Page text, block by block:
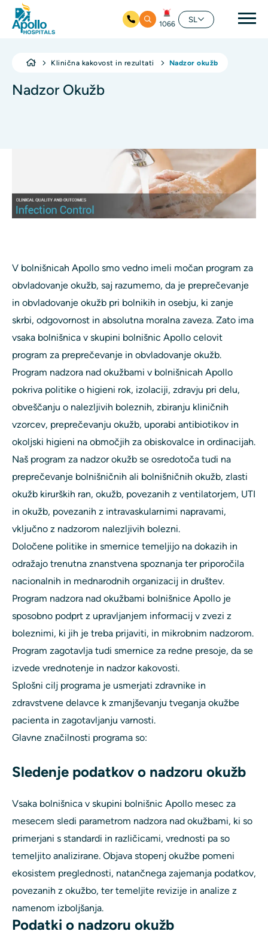
1066
SL
Klinična kakovost in rezultati Nadzor okužb
Nadzor Okužb
V bolnišnicah Apollo smo vedno imeli močan program za
obvladovanje okužb, saj razumemo, da je preprečevanje
in obvladovanje okužb pri bolnikih in osebju, ki zanje
skrbi, odgovornost in absolutna moralna zaveza. Zato ima
vsaka bolnišnica v skupini bolnišnic Apollo celovit
program za preprečevanje in obvladovanje okužb.
Program nadzora nad okužbami v bolnišnicah Apollo
pokriva politike o higieni rok, izolaciji, zdravju pri delu,
obveščanju o nalezljivih boleznih, zbiranju kliničnih
vzorcev, preprečevanju okužb, uporabi antibiotikov in
okoljski higieni na območjih za obiskovalce in ordinacijah.
Naš program za nadzor okužb se osredotoča tudi na
preprečevanje bolnišničnih ali bolnišničnih okužb, zlasti
okužb kirurških ran, okužb, povezanih z ventilatorjem, UTI
in okužb, povezanih z intravaskularnimi napravami,
vključno z nadzorom nalezljivih bolezni.
Določene politike in smernice temeljijo na dokazih in
odražajo trenutna znanstvena spoznanja ter priporočila
nacionalnih in mednarodnih organizacij in društev.
Program nadzora nad okužbami bolnišnice Apollo je
sposobno podprt z upravljanjem informacij v zvezi z
boleznimi, ki jih je treba prijaviti, in mikrobnim nadzorom.
Program zagotavlja tudi smernice za redne presoje, da se
izvede vrednotenje in nadzor kakovosti.
Splošni cilj programa je usmerjati zdravnike in
zdravstvene delavce k zmanjševanju tveganja okužbe
pacienta in zagotavljanju varnosti.
Glavne značilnosti programa so:
Sledenje podatkov o nadzoru okužb
Vsaka bolnišnica v skupini bolnišnic Apollo mesec za
mesecem sledi parametrom nadzora nad okužbami, ki so
primerjani s standardi in različicami, vrednosti pa so
temeljito analizirane. Objava stopenj okužbe pomeni
ekosistem preglednosti, natančnega zajemanja podatkov,
povezanih z okužbo, ter temeljite revizije in analize z
namenom izboljšanja.
Podatki o nadzoru okužb